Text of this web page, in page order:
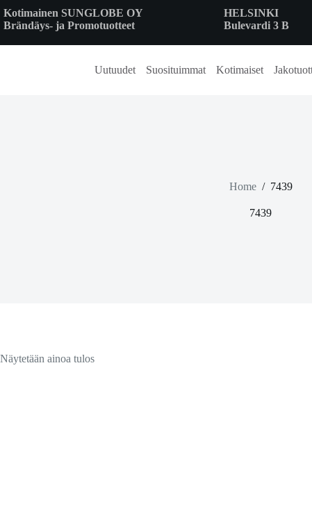
to
content
Kotimainen SUNGLOBE OY
Brändäys- ja Promotuotteet
HELSINKI
Bulevardi 3 B
Uutuudet Suosituimmat Kotimaiset
Home / 7439
7439
Näytetään ainoa tulos